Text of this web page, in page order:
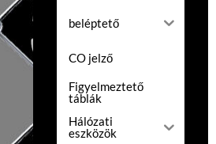
beléptető
CO jelző
Figyelmeztető
táblák
Hálózati
eszközök